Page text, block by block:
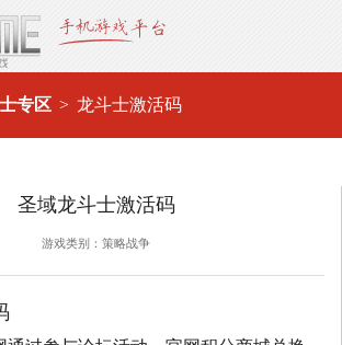
专区 龙斗士激活码
圣域龙斗士激活码
游戏类别：策略战争